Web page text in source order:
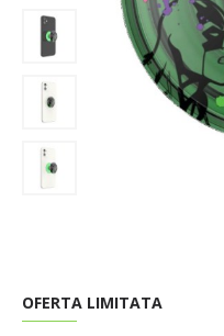
OFERTA LIMITATA